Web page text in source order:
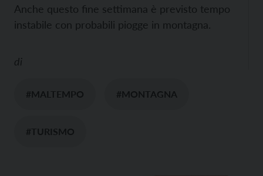
Anche questo fine settimana è previsto tempo
instabile con probabili piogge in montagna.
di
#MALTEMPO #MONTAGNA
#TURISMO